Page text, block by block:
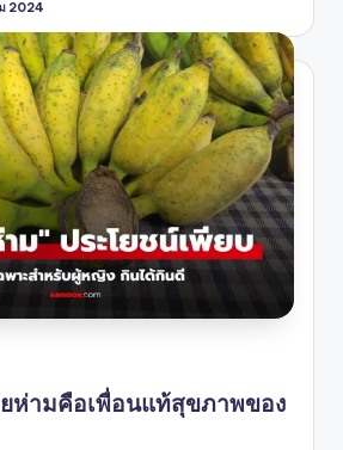
2024
ห่ามคือเพื่อนแท้สุขภาพของ